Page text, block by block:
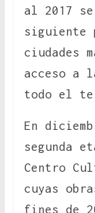
al 2017
siguiente
ciudades
acceso a
todo el
En
segunda
Centro
cuyas
fines de